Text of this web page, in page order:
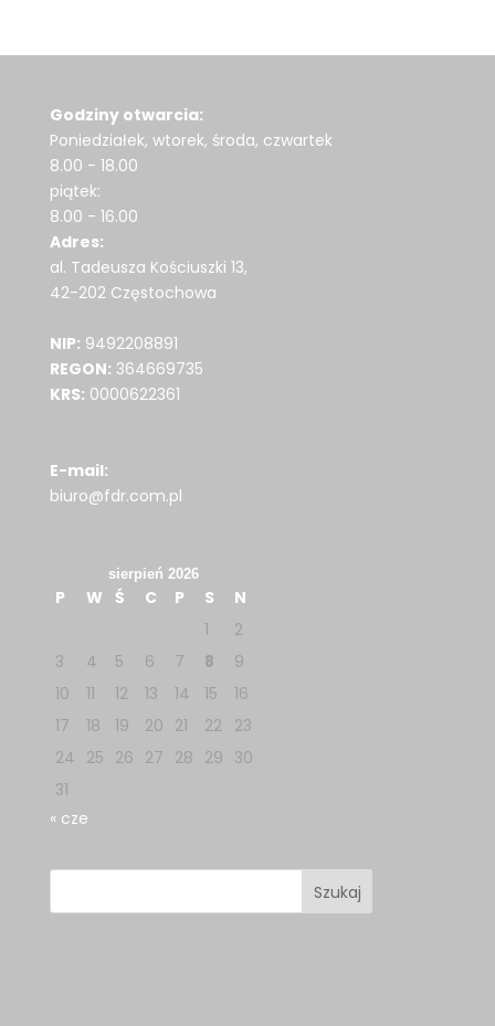
Godziny otwarcia:
Poniedziałek, wtorek, środa, czwartek
8.00 - 18.00
piątek:
8.00 - 16.00
Adres:
al. Tadeusza Kościuszki 13,
42-202 Częstochowa
NIP: 9492208891
REGON: 364669735
KRS: 0000622361
E-mail:
biuro@fdr.com.pl
sierpień 2026
P W Ś C P S
N
1
2
3
4 5 6 7 8
9
10
11 12 13 14 15
16
17
18 19 20 21 22
23
24 25 26 27 28 29 30
31
« cze